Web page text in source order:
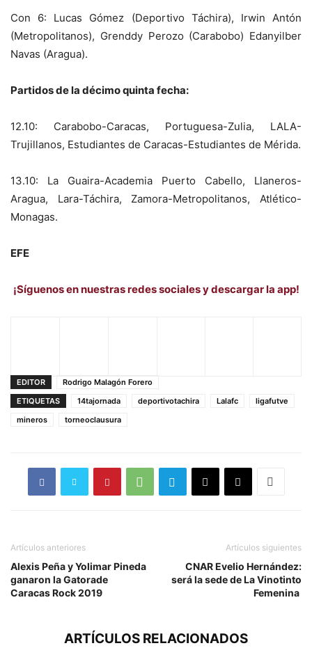
Con 6: Lucas Gómez (Deportivo Táchira), Irwin Antón
(Metropolitanos), Grenddy Perozo (Carabobo) Edanyilber
Navas (Aragua).
Partidos de la décimo quinta fecha:
12.10: Carabobo-Caracas, Portuguesa-Zulia, LALA-
Trujillanos, Estudiantes de Caracas-Estudiantes de Mérida.
13.10: La Guaira-Academia Puerto Cabello, Llaneros-
Aragua, Lara-Táchira, Zamora-Metropolitanos, Atlético-
Monagas.
EFE
¡Síguenos en nuestras redes sociales y descargar la app!
EDITOR
Rodrigo Malagón Forero
ETIQUETAS
14tajornada deportivotachira Lalafc
ligafutve
mineros
torneoclausura
Artículos anteriores
Alexis Peña y Yolimar Pineda
ganaron la Gatorade
Caracas Rock 2019
Artículos siguientes
CNAR Evelio Hernández:
será la sede de La Vinotinto
Femenina
ARTÍCULOS RELACIONADOS